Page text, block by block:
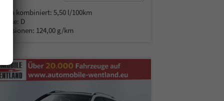
kombiniert:5,50 l/100km
D
124,00 g/km